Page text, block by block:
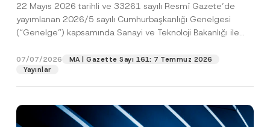
22 Mayıs 2026 tarihli ve 33261 sayılı Resmî Gazete’de
yayımlanan 2026/5 sayılı Cumhurbaşkanlığı Genelgesi
(“Genelge”) kapsamında Sanayi ve Teknoloji Bakanlığı ile
07/07/2026
MA | Gazette Sayı 161: 7 Temmuz 2026
Yayınlar